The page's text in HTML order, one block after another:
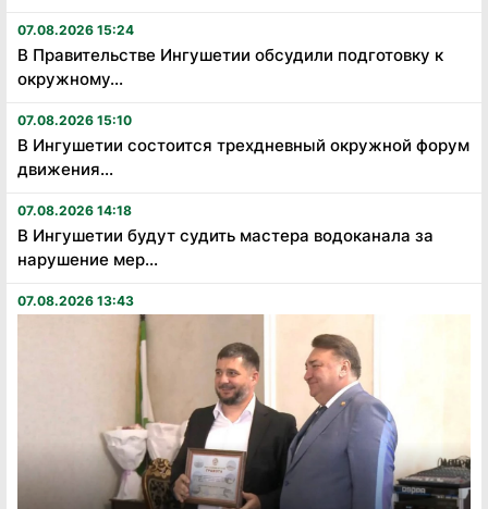
07.08.2026 15:24
В Правительстве Ингушетии обсудили подготовку к
окружному...
07.08.2026 15:10
В Ингушетии состоится трехдневный окружной форум
движения...
07.08.2026 14:18
В Ингушетии будут судить мастера водоканала за
нарушение мер...
07.08.2026 13:43